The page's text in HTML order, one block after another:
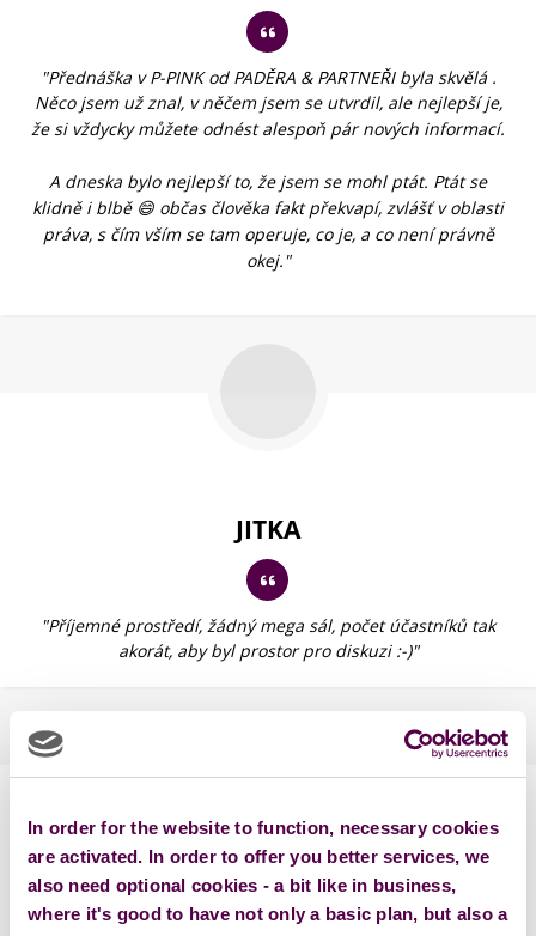
In order for the website to function, necessary cookies
are activated. In order to offer you better services, we
also need optional cookies - a bit like in business,
where it's good to have not only a basic plan, but also a
"Přednáška v P-PINK od PADĚRA & PARTNEŘI byla skvělá .
Něco jsem už znal, v něčem jsem se utvrdil, ale nejlepší je,
že si vždycky můžete odnést alespoň pár nových informací.
A dneska bylo nejlepší to, že jsem se mohl ptát. Ptát se
klidně i blbě 😄 občas člověka fakt překvapí, zvlášť v oblasti
práva, s čím vším se tam operuje, co je, a co není právně
okej."
JITKA
"Příjemné prostředí, žádný mega sál, počet účastníků tak
akorát, aby byl prostor pro diskuzi :-)"
JAN
PPC SPECIALISTA